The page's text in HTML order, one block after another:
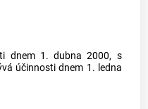
dnem 1. dubna 2000, s
účinnosti dnem 1. ledna